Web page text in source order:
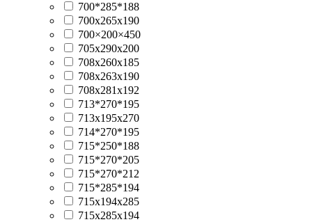
700*285*188
700x265x190
700×200×450
705x290x200
708x260x185
708x263x190
708x281x192
713*270*195
713x195x270
714*270*195
715*250*188
715*270*205
715*270*212
715*285*194
715x194x285
715x285x194